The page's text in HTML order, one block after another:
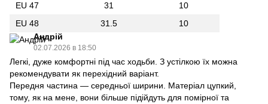
EU 47
31
10
EU 48
31.5
10
Андрій
02.07.2026 в 18:50
Легкі, дуже комфортні під час ходьби. З устілкою їх можна
рекомендувати як перехідний варіант.
Передня частина — середньої ширини. Матеріал цупкий,
тому, як на мене, вони більше підійдуть для помірної та